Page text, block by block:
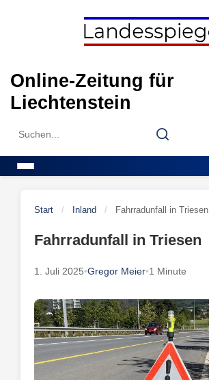
Online-Zeitung für
Liechtenstein
Search
Search
Start / Inland / Fahrradunfall in Triesen
Fahrradunfall in Triesen
1. Juli 2025•Gregor Meier•1 Minute